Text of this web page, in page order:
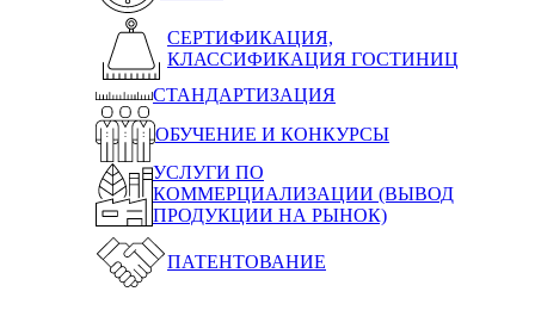
СЕРТИФИКАЦИЯ,
КЛАССИФИКАЦИЯ ГОСТИНИЦ
СТАНДАРТИЗАЦИЯ
ОБУЧЕНИЕ И КОНКУРСЫ
УСЛУГИ ПО
КОММЕРЦИАЛИЗАЦИИ (ВЫВОД
ПРОДУКЦИИ НА РЫНОК)
ПАТЕНТОВАНИЕ